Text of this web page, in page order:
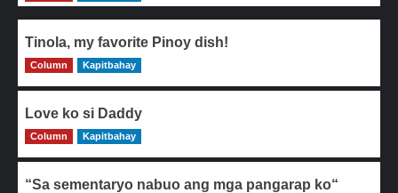
Tinola, my favorite Pinoy dish!
0
Column Kapitbahay
Love ko si Daddy
0
Column Kapitbahay
“Sa sementaryo nabuo ang mga pangarap ko“